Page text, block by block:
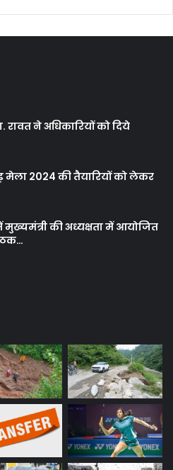
रावत ने अधिकारियों को दिये
मेला 2024 की तैयारियों को लेकर
की अध्यक्षता में आयोजित